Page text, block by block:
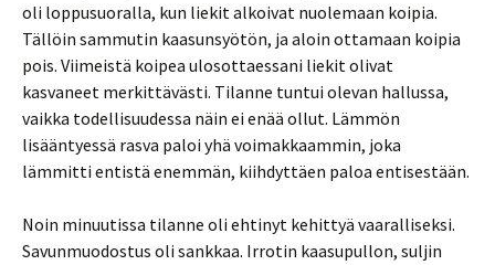
oli loppusuoralla, kun liekit alkoivat nuolemaan koipia.
Tällöin sammutin kaasunsyötön, ja aloin ottamaan koipia
pois. Viimeistä koipea ulosottaessani liekit olivat
kasvaneet merkittävästi. Tilanne tuntui olevan hallussa,
vaikka todellisuudessa näin ei enää ollut. Lämmön
lisääntyessä rasva paloi yhä voimakkaammin, joka
lämmitti entistä enemmän, kiihdyttäen paloa entisestään.
Noin minuutissa tilanne oli ehtinyt kehittyä vaaralliseksi.
Savunmuodostus oli sankkaa. Irrotin kaasupullon, suljin